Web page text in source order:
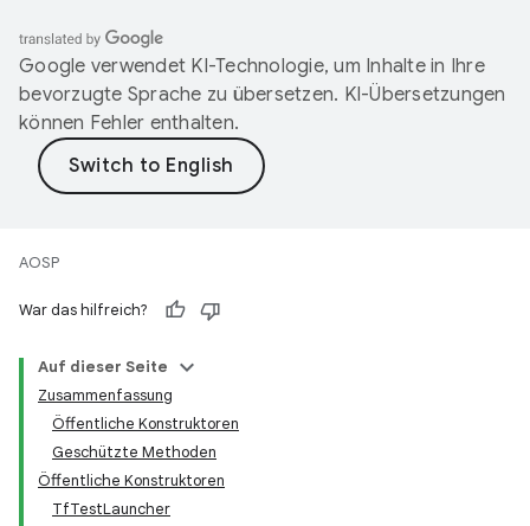
Google verwendet KI-Technologie, um Inhalte in Ihre
bevorzugte Sprache zu übersetzen. KI-Übersetzungen
können Fehler enthalten.
AOSP
War das hilfreich?
Auf dieser Seite
Zusammenfassung
Öffentliche Konstruktoren
Geschützte Methoden
Öffentliche Konstruktoren
TfTestLauncher